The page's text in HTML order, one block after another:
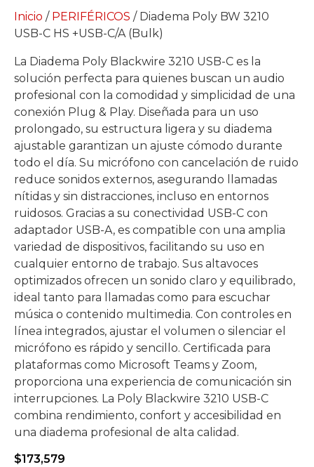
Inicio / PERIFÉRICOS / Diadema Poly BW 3210
USB-C HS +USB-C/A (Bulk)
La Diadema Poly Blackwire 3210 USB-C es la
solución perfecta para quienes buscan un audio
profesional con la comodidad y simplicidad de una
conexión Plug & Play. Diseñada para un uso
prolongado, su estructura ligera y su diadema
ajustable garantizan un ajuste cómodo durante
todo el día. Su micrófono con cancelación de ruido
reduce sonidos externos, asegurando llamadas
nítidas y sin distracciones, incluso en entornos
ruidosos. Gracias a su conectividad USB-C con
adaptador USB-A, es compatible con una amplia
variedad de dispositivos, facilitando su uso en
cualquier entorno de trabajo. Sus altavoces
optimizados ofrecen un sonido claro y equilibrado,
ideal tanto para llamadas como para escuchar
música o contenido multimedia. Con controles en
línea integrados, ajustar el volumen o silenciar el
micrófono es rápido y sencillo. Certificada para
plataformas como Microsoft Teams y Zoom,
proporciona una experiencia de comunicación sin
interrupciones. La Poly Blackwire 3210 USB-C
combina rendimiento, confort y accesibilidad en
una diadema profesional de alta calidad.
$173,579